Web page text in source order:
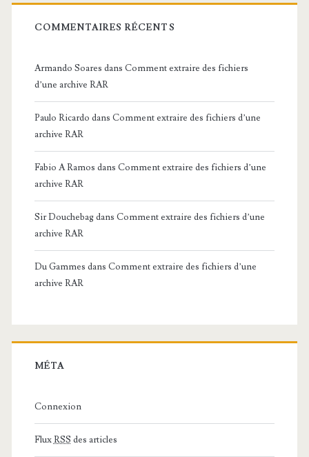
COMMENTAIRES RÉCENTS
Armando Soares dans Comment extraire des fichiers
d’une archive RAR
Paulo Ricardo dans Comment extraire des fichiers d’une
archive RAR
Fabio A Ramos dans Comment extraire des fichiers d’une
archive RAR
Sir Douchebagdans Comment extraire des fichiers d’une
archive RAR
Du Gammes dans Comment extraire des fichiers d’une
archive RAR
MÉTA
Connexion
FluxRSS des articles